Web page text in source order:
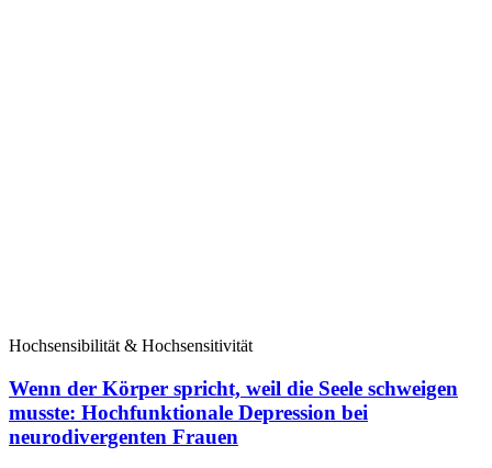
Hochsensibilität & Hochsensitivität
Wenn der Körper spricht, weil die Seele schweigen
musste: Hochfunktionale Depression bei
neurodivergenten Frauen